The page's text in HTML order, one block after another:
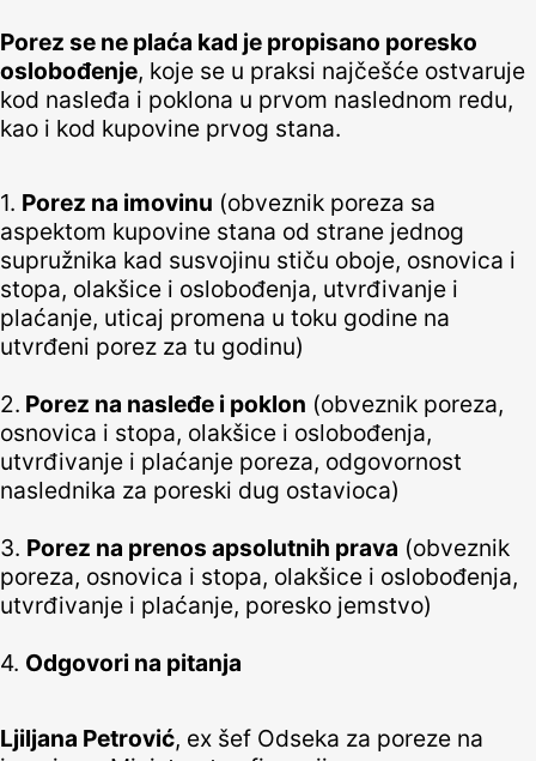
Porez se ne plaća kad je propisano poresko
oslobođenje, koje se u praksi najčešće ostvaruje
kod nasleđa i poklona u prvom naslednom redu,
kao i kod kupovine prvog stana.
1. Porez na imovinu (obveznik poreza sa
aspektom kupovine stana od strane jednog
supružnika kad susvojinu stiču oboje, osnovica i
stopa, olakšice i oslobođenja, utvrđivanje i
plaćanje, uticaj promena u toku godine na
utvrđeni porez za tu godinu)
2. Porez na nasleđe i poklon (obveznik poreza,
osnovica i stopa, olakšice i oslobođenja,
utvrđivanje i plaćanje poreza, odgovornost
naslednika za poreski dug ostavioca)
3. Porez na prenos apsolutnih prava (obveznik
poreza, osnovica i stopa, olakšice i oslobođenja,
utvrđivanje i plaćanje, poresko jemstvo)
4. Odgovori na pitanja
Ljiljana Petrović, ex šef Odseka za poreze na